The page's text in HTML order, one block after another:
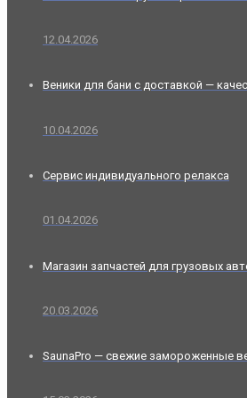
12.04.2026
Веники для бани с доставкой —
10.04.2026
Сервис индивидуального релакса
01.04.2026
Магазин запчастей для грузовых
20.03.2026
SaunaPro — свежие замороженные